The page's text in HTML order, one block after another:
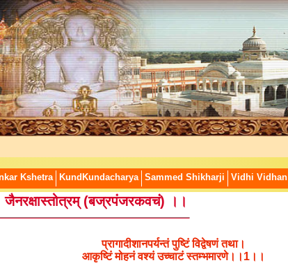
Kshetra KundKundacharya Sammed Shikharji Vidhi Vidhan
जैनरक्षास्तोत्रम् (बज्रपंजरकवचं) ।।
प्रागादीशानपर्यन्तं पुष्टिं विद्वेषणं तथा।
आकृष्टिं मोहनं वश्यं उच्चाटं स्तम्भमारणे।।1।।